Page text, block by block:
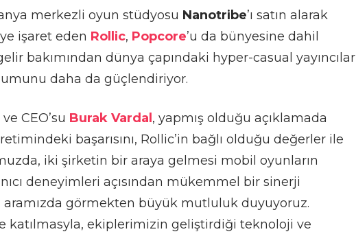
merkezli oyun stüdyosu Nanotribe’ı satın alarak
işaret eden Rollic, Popcore’u da bünyesine dahil
bakımından dünya çapındaki hyper-casual yayıncılar
daha da güçlendiriyor.
CEO’su Burak Vardal , yapmış olduğu açıklamada
başarısını, Rollic’in bağlı olduğu değerler ile
iki şirketin bir araya gelmesi mobil oyunların
deneyimleri açısından mükemmel bir sinerji
aramızda görmekten büyük mutluluk duyuyoruz.
katılmasyla, ekiplerimizin geliştirdiği teknoloji ve